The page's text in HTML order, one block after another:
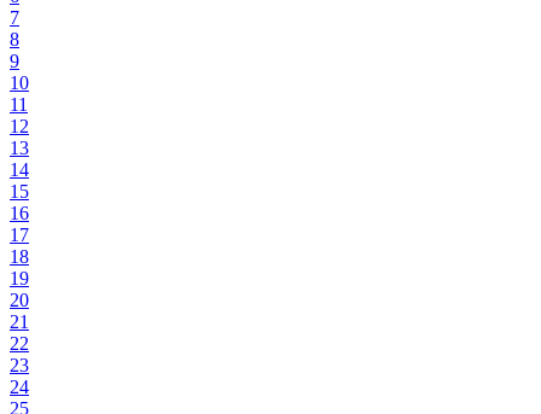
7
8
9
10
11
12
13
14
15
16
17
18
19
20
21
22
23
24
25